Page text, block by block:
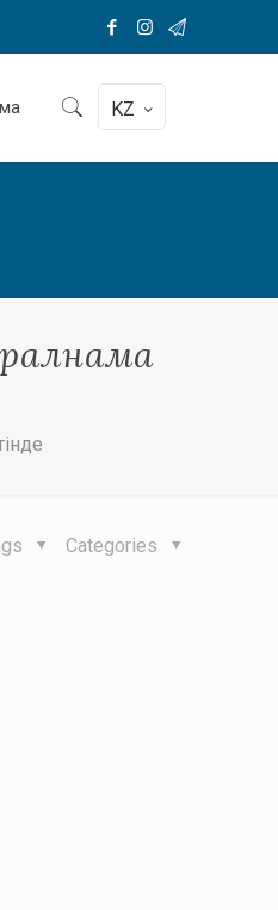
KZ
Categories